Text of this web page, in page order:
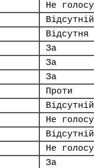
Не
Відсутній
Відсутня
За
За
За
Проти
Відсутній
Не
Відсутній
Не
За